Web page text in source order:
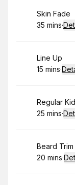
Book
Skin Fade
.Duration
35 mins·
Book
Line Up
.Duration
15 mins·
Book
Regular
.Duration
25 mins·
Book
Beard Trim
.Duration
20 mins·